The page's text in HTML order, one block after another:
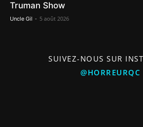
Truman Show
Uncle Gil - 5 août 2026
SUIVEZ-NOUS SUR
@HORREURQC